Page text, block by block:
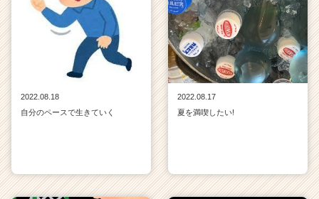
2022.08.18
自分のペースで生きていく
2022.08.17
夏を満喫したい!